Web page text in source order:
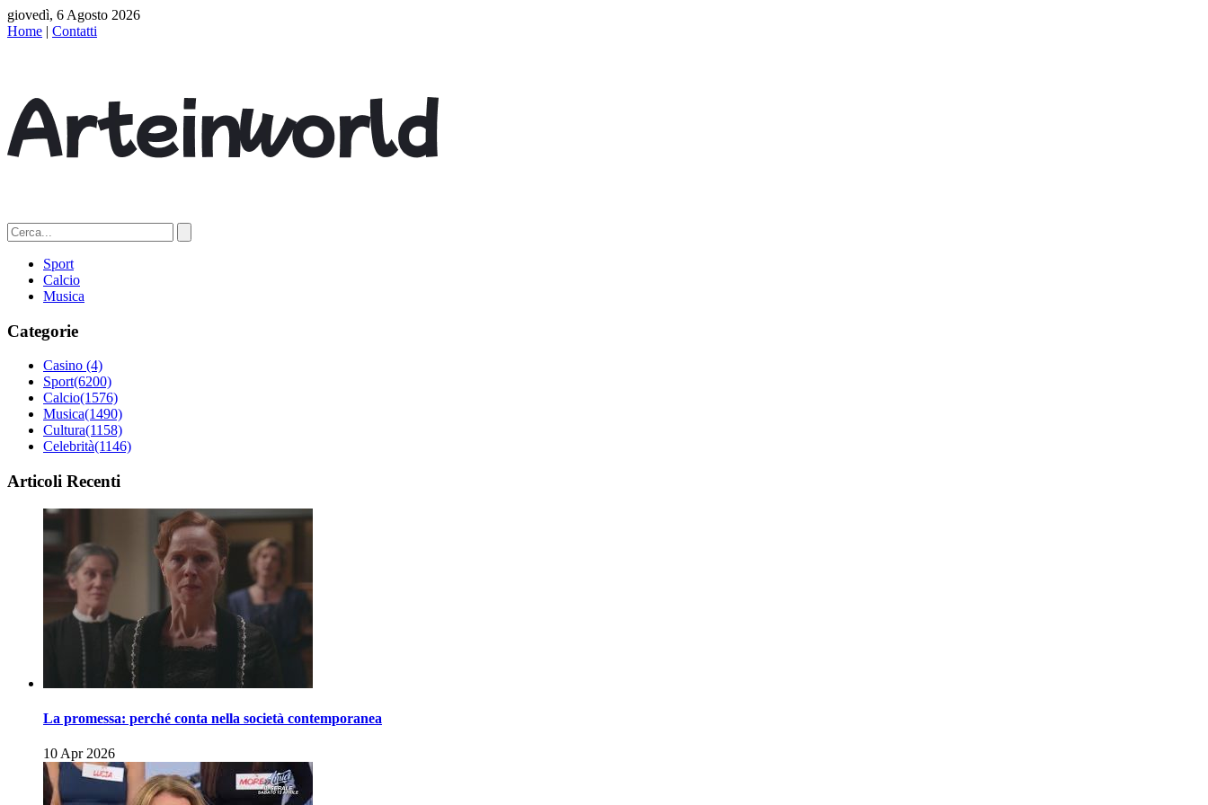
giovedì, 6 Agosto 2026
Home | Contatti
Sport
Calcio
Musica
Categorie
Casino (4)
Sport(6200)
Calcio(1576)
Musica(1490)
Cultura(1158)
Celebrità(1146)
Articoli Recenti
La promessa: perché conta nella società contemporanea
10 Apr 2026